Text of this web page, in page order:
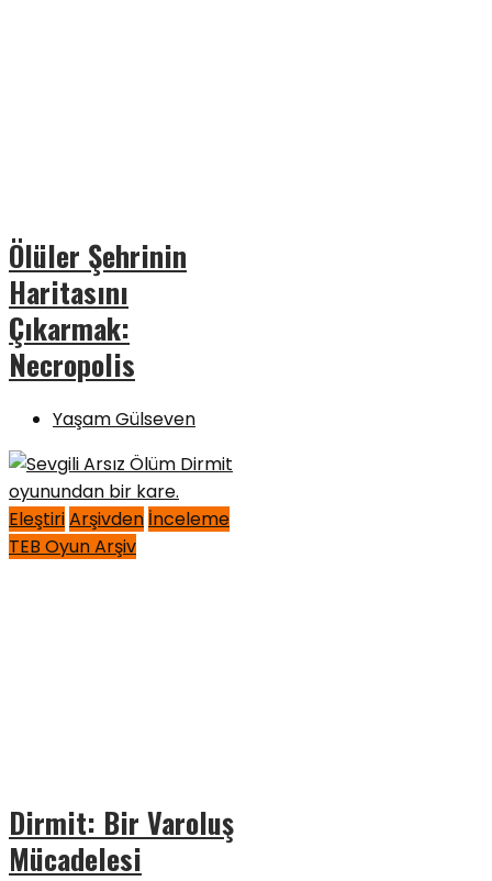
Ölüler Şehrinin
Haritasını
Çıkarmak:
Necropolis
Yaşam Gülseven
EleştiriArşivden İnceleme
TEB Oyun Arşiv
Dirmit: Bir Varoluş
Mücadelesi